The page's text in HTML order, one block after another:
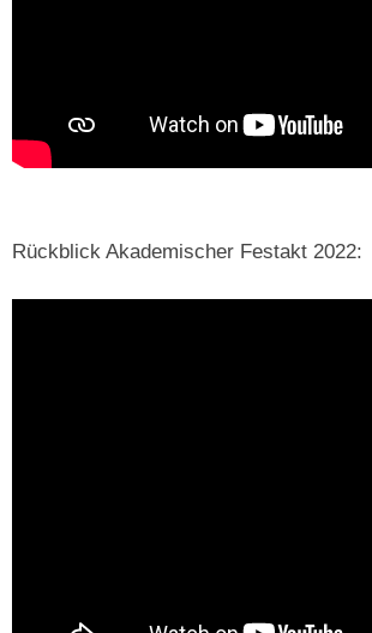
Rückblick Akademischer Festakt 2022: